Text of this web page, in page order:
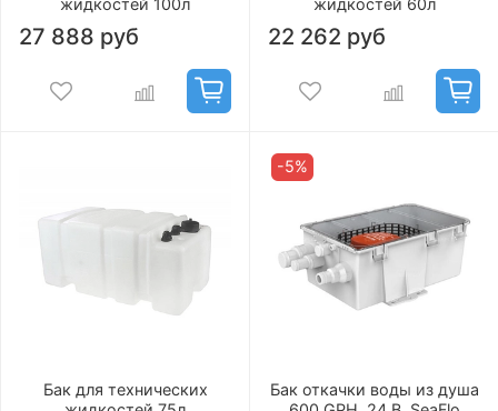
жидкостей 100л
27 888 руб
жидкостей 60л
22 262 руб
Бак для технических
-5%
Бак откачки воды из душа